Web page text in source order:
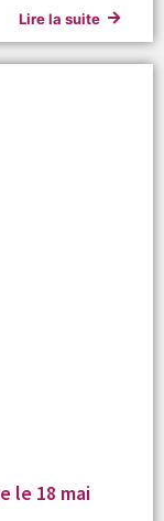
Lire la suite
le 18 mai